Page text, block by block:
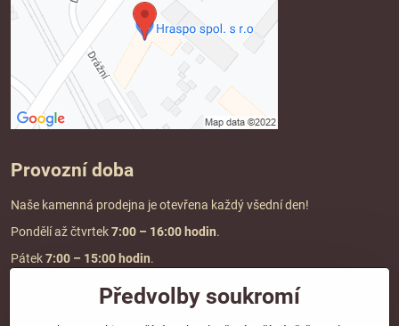
Provozní doba
Naše kamenná prodejna je otevřena každý všední den!
Pondělí až čtvrtek7:00 – 16:00 hodin.
Pátek7:00 – 15:00 hodin.
Doprava a platba
Předvolby soukromí